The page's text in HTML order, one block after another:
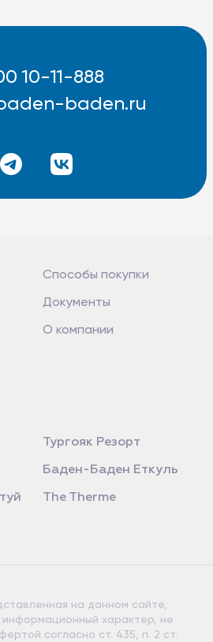
10-11-888
baden.ru
Способы покупки
Документы
О компании
Тургояк Резорт
Баден-Баден Еткуль
The Therme
на данном сайте,
характер, не
согласно ст. 435, п. 2 ст.